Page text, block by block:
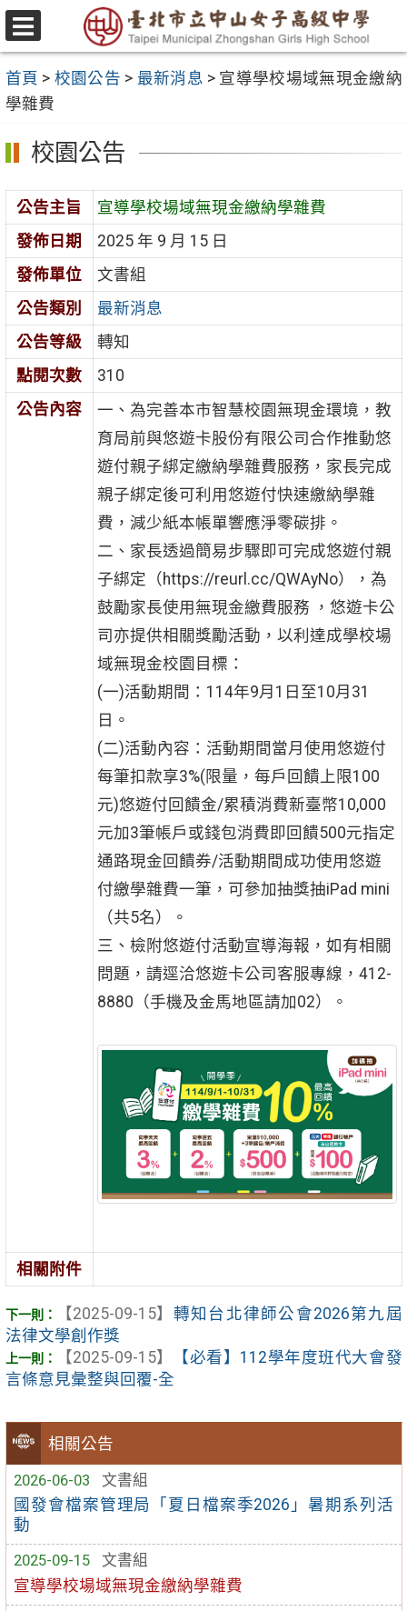
跳
至
要
內
容
區
選
單
首頁 > 校園公告 > 最新消息 > 宣導學校場域無現金繳納
學雜費
相關公告
2026-06-03
文書組
國發會檔案管理局「夏日檔案季2026」暑期系列活
動
2025-09-15
文書組
宣導學校場域無現金繳納學雜費
校園公告
公告主旨
宣導學校場域無現金繳納學雜費
發佈日期
2025 年 9 月 15 日
發佈單位
文書組
公告類別
最新消息
公告等級
轉知
點閱次數
310
公告內容
一、為完善本市智慧校園無現金環境，教
育局前與悠遊卡股份有限公司合作推動悠
遊付親子綁定繳納學雜費服務，家長完成
親子綁定後可利用悠遊付快速繳納學雜
費，減少紙本帳單響應淨零碳排。
二、家長透過簡易步驟即可完成悠遊付親
子綁定（https://reurl.cc/QWAyNo），為
鼓勵家長使用無現金繳費服務 ，悠遊卡公
司亦提供相關獎勵活動，以利達成學校場
域無現金校園目標：
(一)活動期間：114年9月1日至10月31
日。
(二)活動內容：活動期間當月使用悠遊付
每筆扣款享3%(限量，每戶回饋上限100
元)悠遊付回饋金/累積消費新臺幣10,000
元加3筆帳戶或錢包消費即回饋500元指定
通路現金回饋券/活動期間成功使用悠遊
付繳學雜費一筆，可參加抽獎抽iPad mini
（共5名）。
三、檢附悠遊付活動宣導海報，如有相關
問題，請逕洽悠遊卡公司客服專線，412-
8880（手機及金馬地區請加02）。
相關附件
【2025-09-15】 轉知台北律師公會2026第九屆
法律文學創作獎
【2025-09-15】
【必看】112學年度班代大會發
言條意見彙整與回覆-全